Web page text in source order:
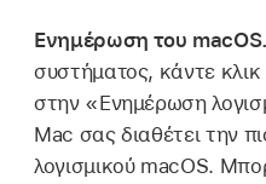
Ενημέρωση του macOS.
συστήματος, κάντε
στην «Ενημέρωση
Mac σας διαθέτει την
λογισμικού macOS.